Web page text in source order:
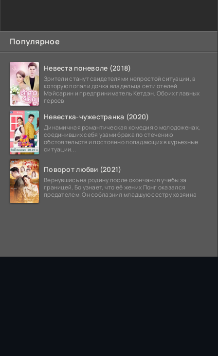
Популярное
Невеста поневоле (2018)
Зрители станут свидетелями непростой ситуации, в
которую попали дочка владельца сети отелей
Мэйсарин и предприниматель Кетдэн. Обоих главных
героев
Невестка-чужестранка (2020)
Динамичная романтическая комедия о молодоженах,
соединивших себя узами брака по стечению
обстоятельств и постоянно попадающих в курьезные
ситуации...
Поворот любви (2021)
Вернувшись на родину после окончания учебы за
границей, Бо узнает, что её жених Понг оказался
предателем. Он соблазнил младшую сестру хозяина